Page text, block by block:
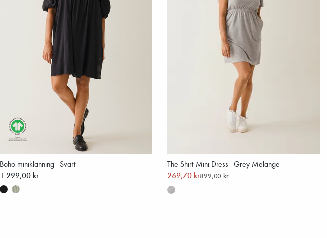
Boho miniklänning - Svart
1 299,00 kr
The Shirt Mini Dress - Grey Melange
269,70 kr899,00 kr